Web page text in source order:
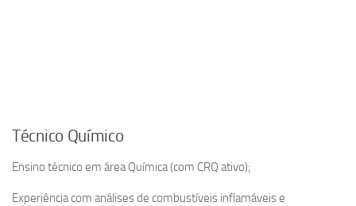
Técnico Químico
Ensino técnico em área Química (com CRQ ativo);
Experiência com análises de combustíveis inflamáveis e